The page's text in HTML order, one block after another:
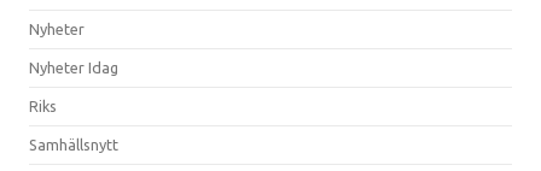
Nyheter
Nyheter Idag
Riks
Samhällsnytt